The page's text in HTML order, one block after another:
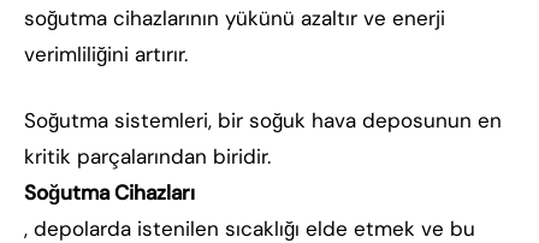
soğutma cihazlarının yükünü azaltır ve enerji
verimliliğini artırır.
Soğutma sistemleri, bir soğuk hava deposunun en
kritik parçalarından biridir.
Soğutma Cihazları
, depolarda istenilen sıcaklığı elde etmek ve bu